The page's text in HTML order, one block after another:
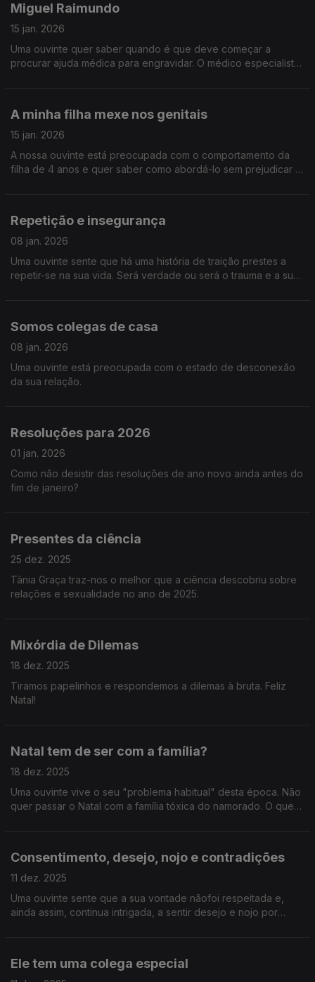
Miguel Raimundo
15 jan. 2026
Uma ouvinte quer saber quando é que deve começar a
procurar ajuda médica para engravidar. O médico especialista
A minha filha mexe nos genitais
15 jan. 2026
A nossa ouvinte está preocupada com o comportamento da
filha de 4 anos e quer saber como abordá-lo sem prejudicar a
Repetição e insegurança
08 jan. 2026
Uma ouvinte sente que há uma história de traição prestes a
repetir-se na sua vida. Será verdade ou será o trauma e a sua
Somos colegas de casa
08 jan. 2026
Uma ouvinte está preocupada com o estado de desconexão
da sua relação.
Resoluções para 2026
01 jan. 2026
Como não desistir das resoluções de ano novo ainda antes do
fim de janeiro?
Presentes da ciência
25 dez. 2025
Tânia Graça traz-nos o melhor que a ciência descobriu sobre
relações e sexualidade no ano de 2025.
Mixórdia de Dilemas
18 dez. 2025
Tiramos papelinhos e respondemos a dilemas à bruta. Feliz
Natal!
Natal tem de ser com a família?
18 dez. 2025
Uma ouvinte vive o seu "problema habitual" desta época. Não
quer passar o Natal com a família tóxica do namorado. O que
Consentimento, desejo, nojo e contradições
11 dez. 2025
Uma ouvinte sente que a sua vontade nãofoi respeitada e,
ainda assim, continua intrigada, a sentir desejo e nojo por
Ele tem uma colega especial